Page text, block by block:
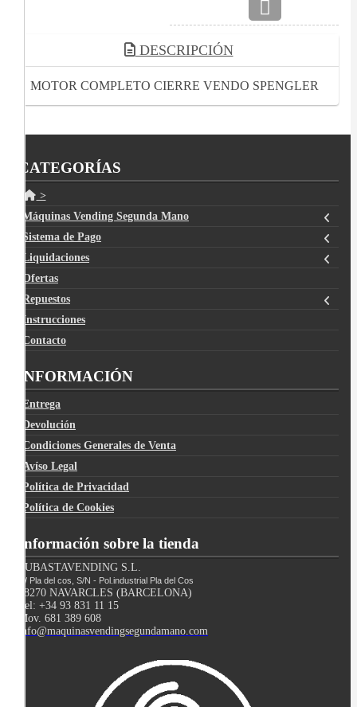
DESCRIPCIÓN
MOTOR COMPLETO CIERRE VENDO SPENGLER
CATEGORÍAS
>
Máquinas Vending Segunda Mano
Sistema de Pago
Liquidaciones
Ofertas
Repuestos
Instrucciones
Contacto
INFORMACIÓN
Entrega
Devolución
Condiciones Generales de Venta
Avíso Legal
Política de Privacidad
Política de Cookies
Información sobre la tienda
SUBASTAVENDING S.L.
C/ Pla del cos, S/N - Pol.industrial Pla del Cos
08270 NAVARCLES (BARCELONA)
Tel: +34 93 831 11 15
Mov. 681 389 608
info@maquinasvendingsegundamano.com